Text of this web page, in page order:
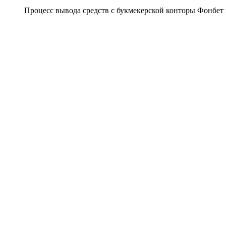
Процесс вывода средств с букмекерской конторы Фонбет